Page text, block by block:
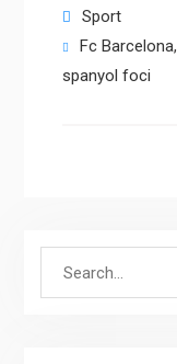
Sport
Fc Barcelona,
spanyol foci